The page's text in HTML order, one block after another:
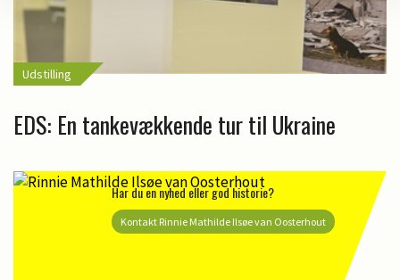
Udstilling
EDS: En tankevækkende tur til Ukraine
Har du en nyhed eller god historie?
Kontakt Rinnie Mathilde Ilsøe van Oosterhout